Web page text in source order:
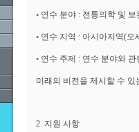
◦ 연수 분야 : 전통의학 및
◦ 연수 지역 : 아시아지역(
◦ 연수 주제 : 연수 분야와
미래의 비전을 제시할 수
2. 지원 사항